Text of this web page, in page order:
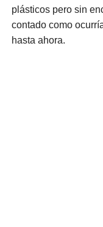
plásticos pero sin
contado como
hasta ahora.